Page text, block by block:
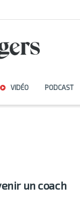
VIDÉO PODCAST
un coach